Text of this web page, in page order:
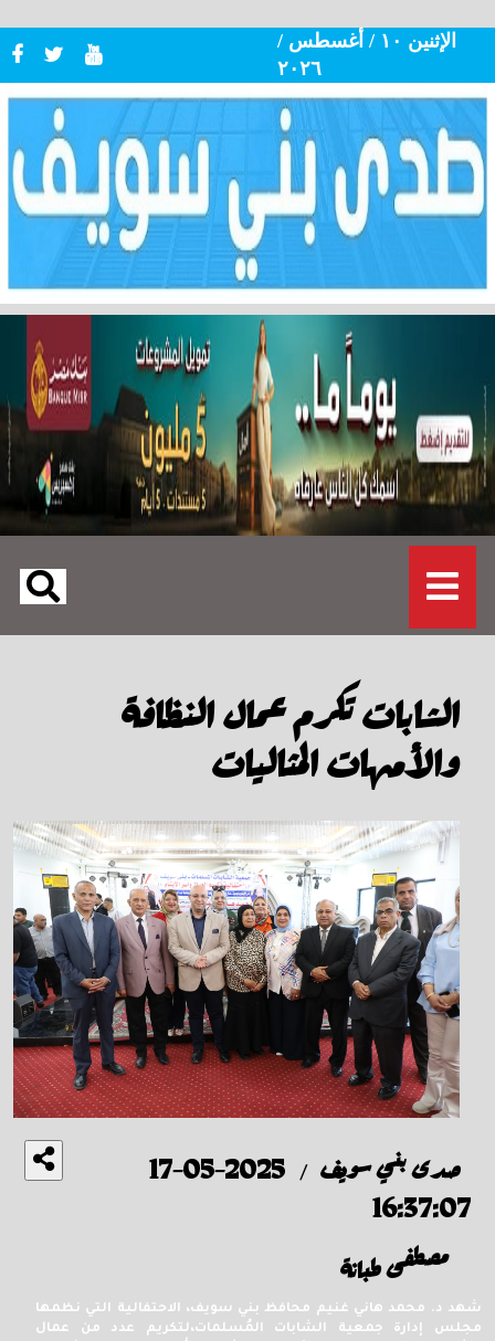
الإثنين ١٠ / أغسطس /
٢٠٢٦
الشابات تكرم عمال النظافة
والأمهات المثاليات
صدى بني سويف /
2025-05-17
16:37:07
مصطفى طبانة
شهد د. محمد هاني غنيم محافظ بني سويف، الاحتفالية التي نظمها
مجلس إدارة جمعية الشابات المُسلمات،لتكريم عدد من عمال